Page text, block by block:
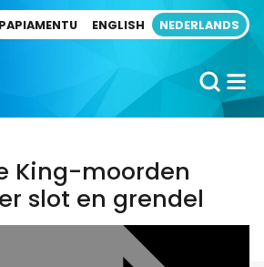
PAPIAMENTU ENGLISH NEDERLANDS
King-moorden
slot en grendel